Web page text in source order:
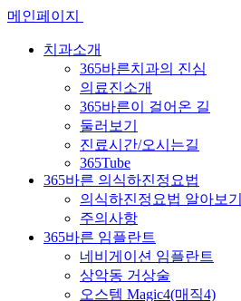
메인페이지
치과소개
365바른치과의 진심
의료진소개
365바른이 걸어온 길
둘러보기
진료시간/오시는길
365Tube
365바른 의식하진정요법
의식하진정요법 알아보기
주의사항
365바른 임플란트
네비게이션 임플란트
상악동 거상술
오스템 Magic4(매직4)